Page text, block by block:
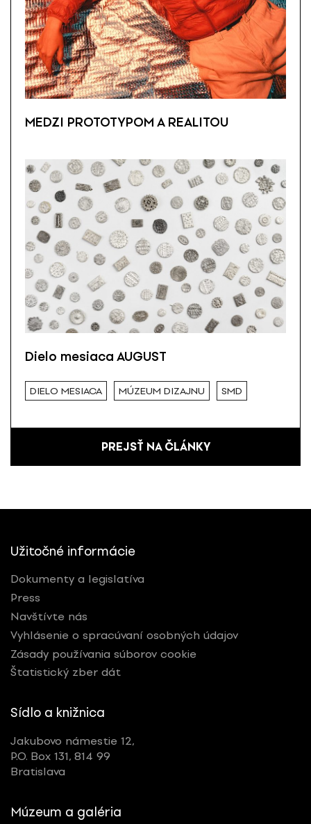
MEDZI PROTOTYPOM A REALITOU
Dielo mesiaca AUGUST
DIELO MESIACA MÚZEUM DIZAJNU SMD
PREJSŤ NA ČLÁNKY
Užitočné informácie
Dokumenty a legislatíva
Press
Navštívte nás
Vyhlásenie o spracúvaní osobných údajov
Zásady používania súborov cookie
Štatistický zber dát
Sídlo a knižnica
Jakubovo námestie 12,
P.O. Box 131, 814 99
Bratislava
Múzeum a galéria